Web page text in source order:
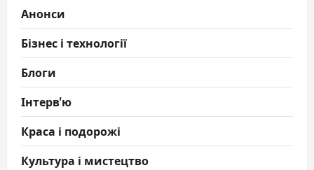
Анонси
Бізнес і технології
Блоги
Інтерв'ю
Краса і подорожі
Культура і мистецтво